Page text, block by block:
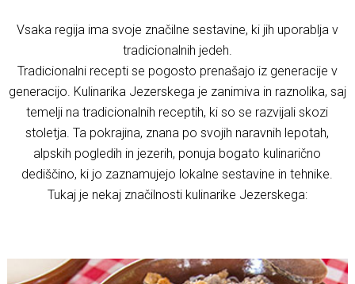
Vsaka regija ima svoje značilne sestavine, ki jih uporablja v
tradicionalnih jedeh.
Tradicionalni recepti se pogosto prenašajo iz generacije v
generacijo. Kulinarika Jezerskega je zanimiva in raznolika, saj
temelji na tradicionalnih receptih, ki so se razvijali skozi
stoletja. Ta pokrajina, znana po svojih naravnih lepotah,
alpskih pogledih in jezerih, ponuja bogato kulinarično
dediščino, ki jo zaznamujejo lokalne sestavine in tehnike.
Tukaj je nekaj značilnosti kulinarike Jezerskega: